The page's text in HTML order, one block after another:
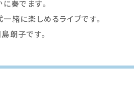
奏でます。
緒に楽しめるライブです。
朗子です。